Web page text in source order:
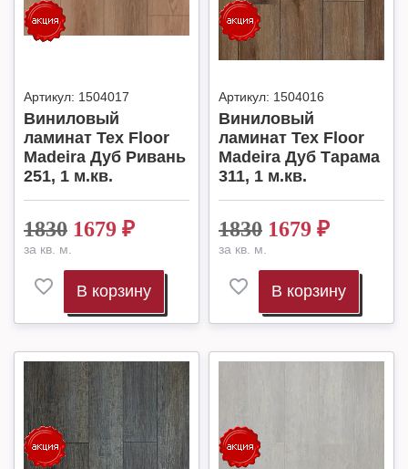
Артикул: 1504017
Виниловый
ламинат Tex Floor
Madeira Дуб Ривань
251, 1 м.кв.
1830 1679 ₽
за кв. м.
В корзину
Артикул: 1504016
Виниловый
ламинат Tex Floor
Madeira Дуб Тарама
311, 1 м.кв.
1830 1679 ₽
за кв. м.
В корзину